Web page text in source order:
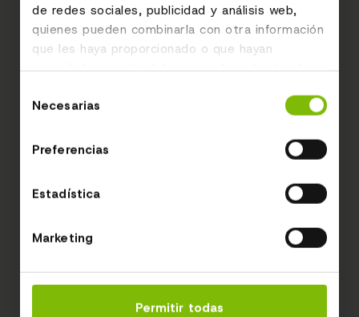
de redes sociales, publicidad y análisis web,
quienes pueden combinarla con otra información
que les haya proporcionado o que hayan
recopilado a partir del uso que haya hecho de
deNecesarias
Preferencias
Estadística
Marketing
Permitir todas